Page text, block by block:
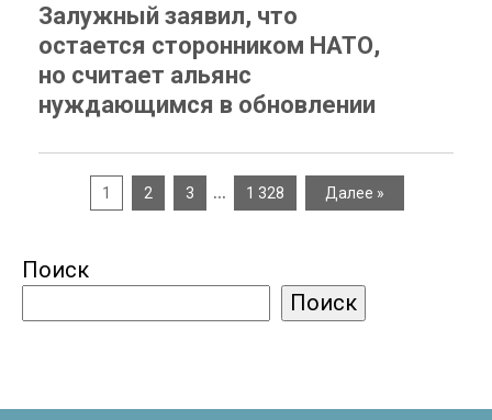
Залужный заявил, что
остается сторонником НАТО,
но считает альянс
нуждающимся в обновлении
1 2 3 … 1 328 Далее »
Поиск
Поиск